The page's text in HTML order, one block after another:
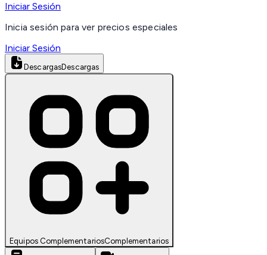
Iniciar Sesión
Inicia sesión para ver precios especiales
Iniciar Sesión
DescargasDescargas
Equipos ComplementariosComplementarios